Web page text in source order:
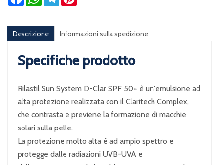
Descrizione Informazioni sulla spedizione
Specifiche prodotto
Rilastil Sun System D-Clar SPF 50+ è un'emulsione ad
alta protezione realizzata con il Claritech Complex,
che contrasta e previene la formazione di macchie
solari sulla pelle.
La protezione molto alta è ad ampio spettro e
protegge dalle radiazioni UVB-UVA e